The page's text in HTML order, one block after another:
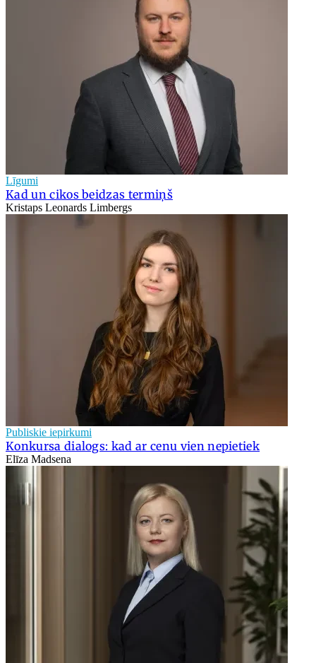
Līgumi
Kad un cikos beidzas termiņš
Kristaps Leonards Limbergs
Publiskie iepirkumi
Konkursa dialogs: kad ar cenu vien nepietiek
Elīza Madsena